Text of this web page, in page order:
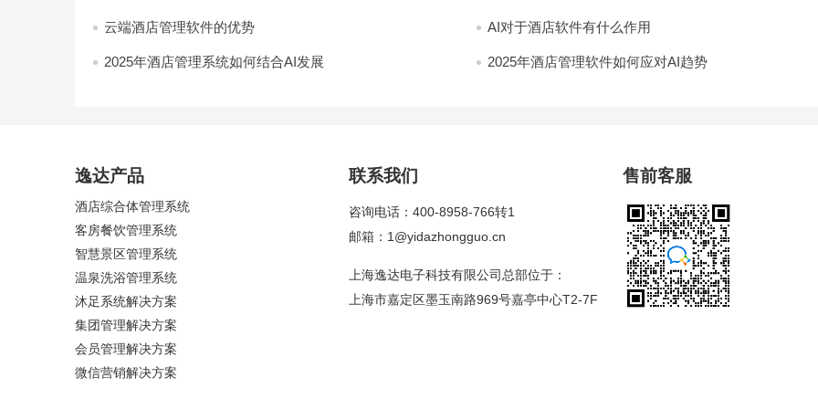
云端酒店管理软件的优势 AI对于酒店软件有什么作用
2025年酒店管理系统如何结合AI发展 2025年酒店管理软件如何应对AI趋势
逸达产品
酒店综合体管理系统
客房餐饮管理系统
智慧景区管理系统
温泉洗浴管理系统
沐足系统解决方案
集团管理解决方案
会员管理解决方案
微信营销解决方案
联系我们
咨询电话：400-8958-766转1
邮箱：1@yidazhongguo.cn
上海逸达电子科技有限公司总部位于：
上海市嘉定区墨玉南路969号嘉亭中心T2-7F
售前客服